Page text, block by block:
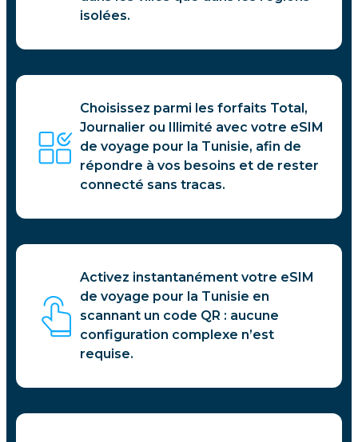
isolées.
Choisissez parmi les forfaits Total,
Journalier ou Illimité avec votre eSIM
de voyage pour la Tunisie, afin de
répondre à vos besoins et de rester
connecté sans tracas.
Activez instantanément votre eSIM
de voyage pour la Tunisie en
scannant un code QR : aucune
configuration complexe n’est
requise.